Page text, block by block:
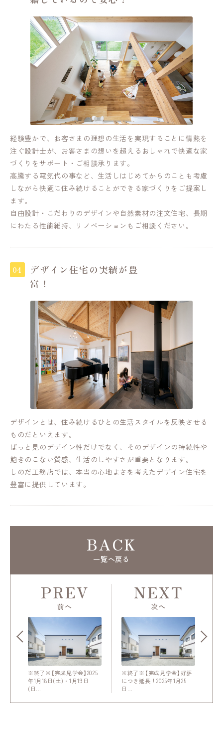
経験豊かで、お客さまの理想の生活を実現することに情熱を
注ぐ設計士が、お客さまの想いを超えるおしゃれで快適な家
づくりをサポート・ご相談承ります。
高騰する電気代の事など、生活しはじめてからのことも考慮
しながら快適に住み続けることができる家づくりをご提案し
ます。
自由設計・こだわりのデザインや自然素材の注文住宅、長期
にわたる性能維持、リノベーションもご相談ください。
デザイン住宅の実績が豊
富！
デザインとは、住み続けるひとの生活スタイルを反映させる
ものだといえます。
ぱっと見のデザイン性だけでなく、そのデザインの持続性や
飽きのこない質感、生活のしやすさが重要となります。
しのだ工務店では、本当の心地よさを考えたデザイン住宅を
豊富に提供しています。
PREV
前へ
※終了※【完成見学会】2025
年1月18日(土)・1月19日
(日…
BACK
一覧へ戻る
※終了※【完成見学会】好評
につき延長！2025年1月25
日…
NEXT
次へ